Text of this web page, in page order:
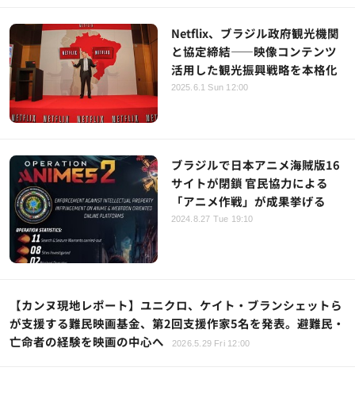
Netflix、ブラジル政府観光機関
と協定締結——映像コンテンツ
活用した観光振興戦略を本格化
2025.6.1 Sun 12:00
ブラジルで日本アニメ海賊版16
サイトが閉鎖 官民協力による
「アニメ作戦」が成果挙げる
2024.8.27 Tue 19:10
【カンヌ現地レポート】ユニクロ、ケイト・ブランシェットら
が支援する難民映画基金、第2回支援作家5名を発表。避難民・
亡命者の経験を映画の中心へ
2026.5.29 Fri 12:00